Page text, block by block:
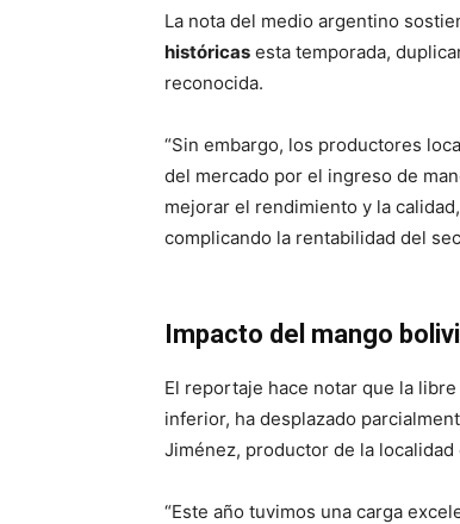
La nota del medio argentino
históricas esta temporada,
reconocida.
“Sin embargo, los productores
del mercado por el ingreso de
mejorar el rendimiento y la
complicando la rentabilidad del
Impacto del mango
El reportaje hace notar que la
inferior, ha desplazado
Jiménez, productor de la localidad
“Este año tuvimos una carga